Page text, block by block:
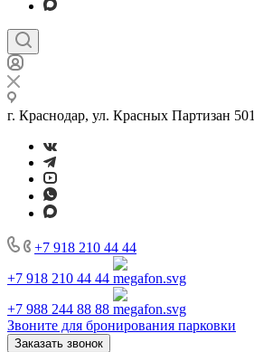
г. Краснодар, ул. Красных Партизан 501
+7 918 210 44 44
+7 918 210 44 44
+7 988 244 88 88
Звоните для бронирования парковки
Заказать звонок